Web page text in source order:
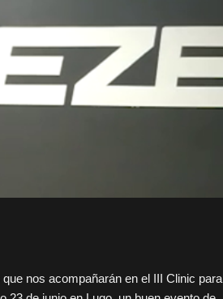
nos acompañarán en el III Clinic para